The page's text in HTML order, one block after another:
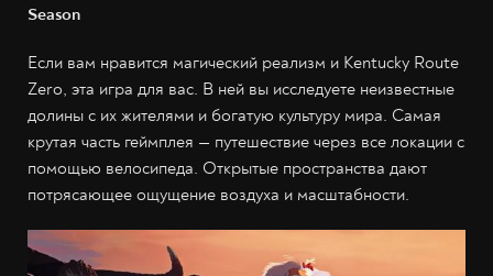
Season
Если вам нравится магический реализм и Kentucky Route
Zero, эта игра для вас. В ней вы исследуете неизвестные
долины с их жителями и богатую культуру мира. Самая
крутая часть геймплея — путешествие через все локации с
помощью велосипеда. Открытые пространства дают
потрясающее ощущение воздуха и масштабности.